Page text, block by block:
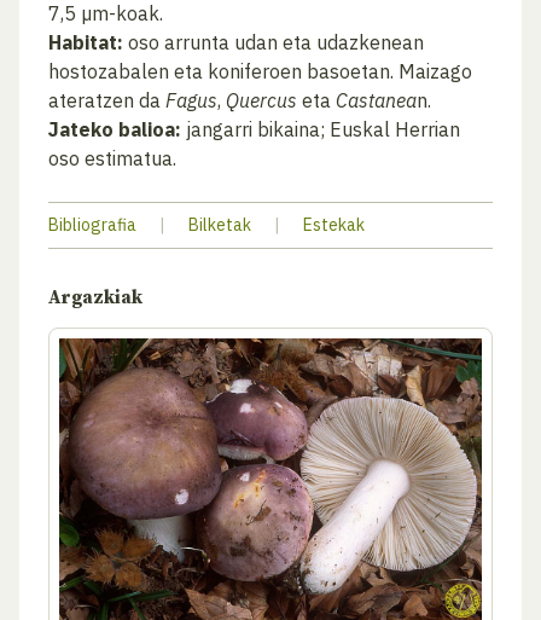
7,5 µm-koak.
Habitat: oso arrunta udan eta udazkenean
hostozabalen eta koniferoen basoetan. Maizago
ateratzen da Fagus, Quercus eta Castanean.
Jateko balioa: jangarri bikaina; Euskal Herrian
oso estimatua.
Bibliografia | Bilketak | Estekak
Argazkiak